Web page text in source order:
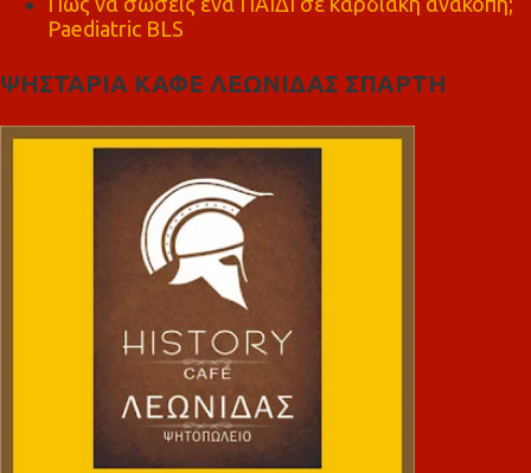
Paediatric BLS
ΨΗΣΤΑΡΙΑ ΚΑΦΕ ΛΕΩΝΙΔΑΣ ΣΠΑΡΤΗ